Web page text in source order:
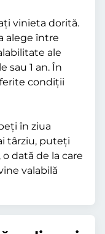
vinieta dorită.
alege între
ale
sau 1 an. În
condiții
în ziua
târziu, puteți
dată de la care
valabilă